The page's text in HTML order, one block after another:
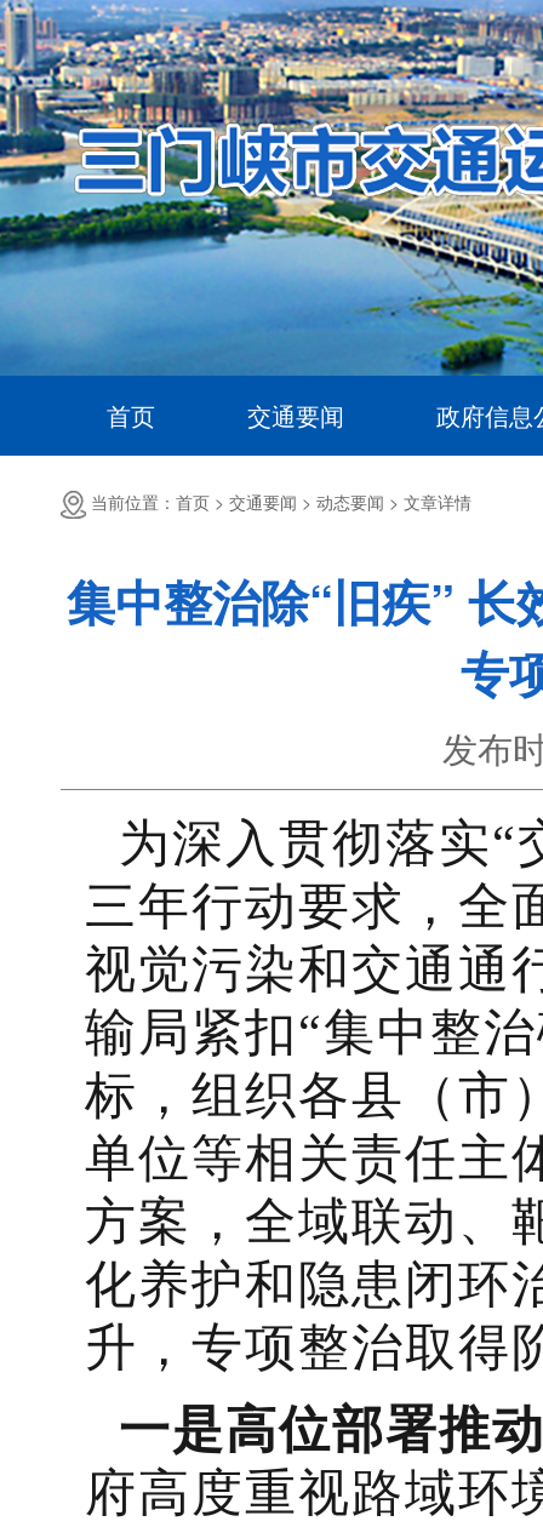
首页 交通要闻 政府信息
当前位置：首页 > 交通要闻 > 动态要闻 > 文章详情
集中整治除“旧疾” 长
专
发布
为深入贯彻落实“
三年行动要求，全
视觉污染和交通通
输局紧扣“集中整
标，组织各县（市
单位等相关责任主
方案，全域联动、
化养护和隐患闭环
升，专项整治取得
一是高位部署推
府高度重视路域环